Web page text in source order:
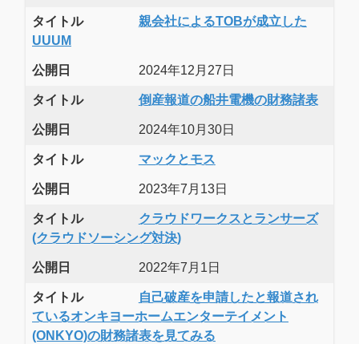
タイトル
親会社によるTOBが成立した
UUUM
公開日 2024年12月27日
タイトル 倒産報道の船井電機の財務諸表
公開日 2024年10月30日
タイトル マックとモス
公開日 2023年7月13日
タイトル
クラウドワークスとランサーズ
(クラウドソーシング対決)
公開日 2022年7月1日
タイトル
自己破産を申請したと報道され
ているオンキヨーホームエンターテイメント
(ONKYO)の財務諸表を見てみる